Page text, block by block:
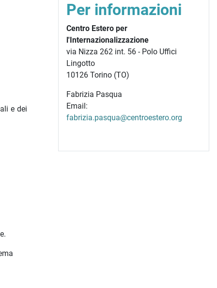
e dei
Per informazioni
Centro Estero per
l'Internazionalizzazione
via Nizza 262 int. 56 - Polo Uffici
Lingotto
10126 Torino (TO)
Fabrizia Pasqua
Email:
fabrizia.pasqua@centroestero.org